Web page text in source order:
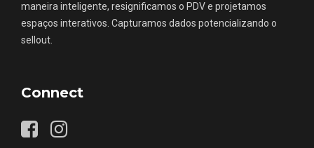
maneira inteligente, resignificamos o PDV e projetamos
espaços interativos. Capturamos dados potencializando o
sellout.
Connect